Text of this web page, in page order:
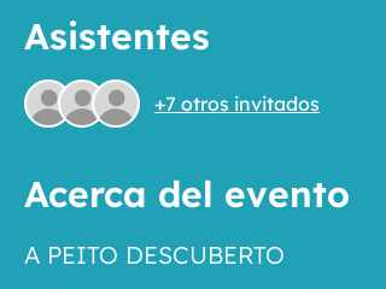
Asistentes
+7 otros invitados
Acerca del evento
A PEITO DESCUBERTO